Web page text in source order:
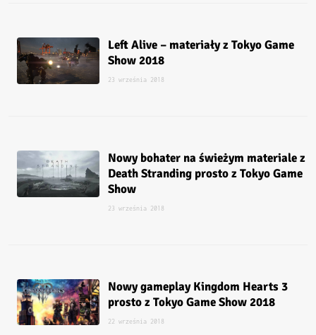
Left Alive – materiały z Tokyo Game
Show 2018
23 września 2018
Nowy bohater na świeżym materiale z
Death Stranding prosto z Tokyo Game
Show
23 września 2018
Nowy gameplay Kingdom Hearts 3
prosto z Tokyo Game Show 2018
22 września 2018